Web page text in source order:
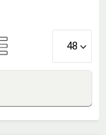
48